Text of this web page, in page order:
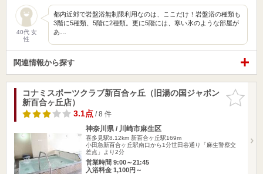
40代 女
性
都内近郊で岩盤浴無制限利用なのは、ここだけ！岩盤浴の種類も
3階に5種類、5階に2種類。更に5階には、寒い氷のような部屋が
あ…
関連情報から探す
お気に入
りに追加
コナミスポーツクラブ新百合ヶ丘（旧湯の国ジャポン
新百合ヶ丘店）
3.1点/ 8 件
神奈川県 / 川崎市麻生区
喜多見駅8.12km 新百合ヶ丘駅169m
小田急新百合ヶ丘駅南口から1分世田谷通り「麻生警察交
差点」より2分
営業時間 9:00～21:45
入浴料金 1,100円～